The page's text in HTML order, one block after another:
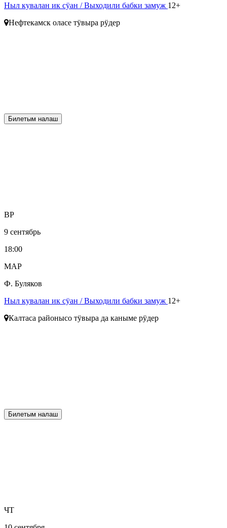
Ныл кувалан ик сӱан / Выходили бабки замуж 12+
Нефтекамск оласе тӱвыра рӱдер
Билетым налаш
ВР
9 сентябрь
18:00
МАР
Ф. Буляков
Ныл кувалан ик сӱан / Выходили бабки замуж 12+
Калтаса районысо тӱвыра да каныме рӱдер
Билетым налаш
ЧТ